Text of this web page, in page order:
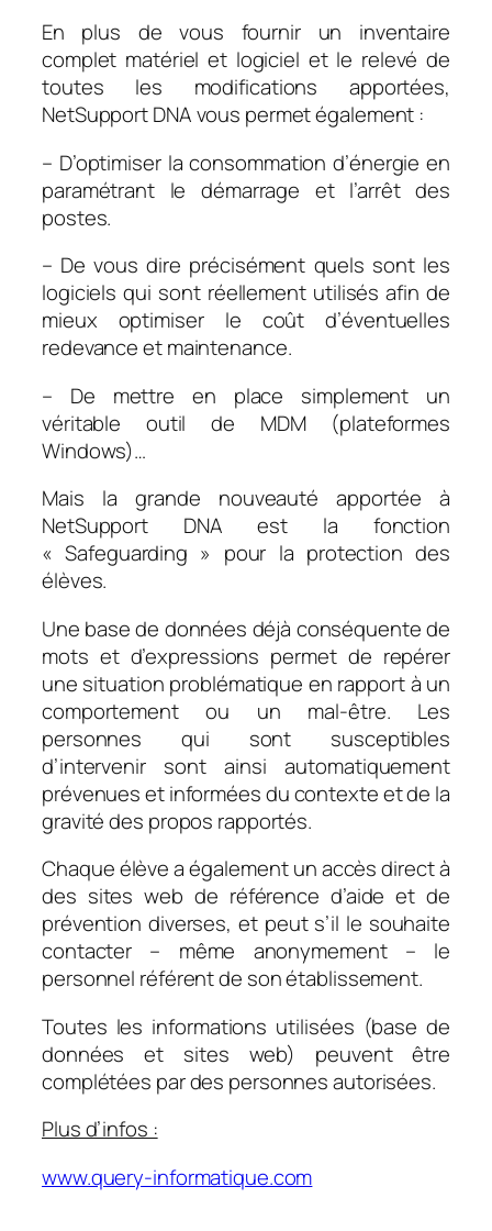
En plus de vous fournir un inventaire
complet matériel et logiciel et le relevé de
toutes les modifications apportées,
NetSupport DNA vous permet également :
– D’optimiser la consommation d’énergie en
paramétrant le démarrage et l’arrêt des
postes.
– De vous dire précisément quels sont les
logiciels qui sont réellement utilisés afin de
mieux optimiser le coût d’éventuelles
redevance et maintenance.
– De mettre en place simplement un
véritable outil de MDM (plateformes
Windows)…
Mais la grande nouveauté apportée à
NetSupport DNA est la fonction
« Safeguarding » pour la protection des
élèves.
Une base de données déjà conséquente de
mots et d’expressions permet de repérer
une situation problématique en rapport à un
comportement ou un mal-être. Les
personnes qui sont susceptibles
d’intervenir sont ainsi automatiquement
prévenues et informées du contexte et de la
gravité des propos rapportés.
Chaque élève a également un accès direct à
des sites web de référence d’aide et de
prévention diverses, et peut s’il le souhaite
contacter – même anonymement – le
personnel référent de son établissement.
Toutes les informations utilisées (base de
données et sites web) peuvent être
complétées par des personnes autorisées.
Plus d’infos :
www.query-informatique.com